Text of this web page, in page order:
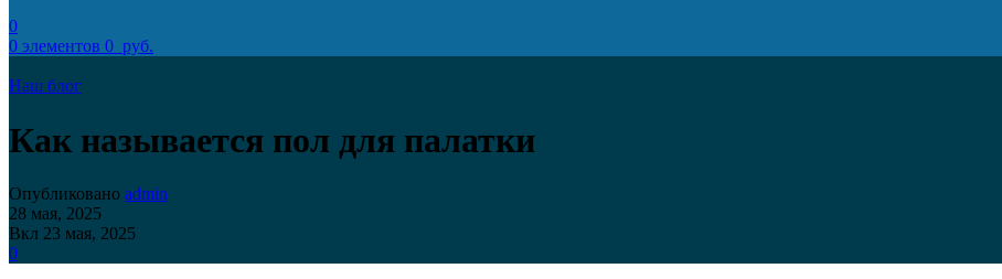
0
0 элементов 0 руб.
Наш блог
Как называется пол для палатки
Опубликовано admin
28 мая, 2025
Вкл 23 мая, 2025
0